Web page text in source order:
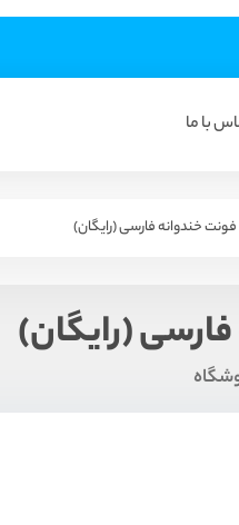
با ما
فونت خندوانه فارسی (رایگان)
(رایگان)